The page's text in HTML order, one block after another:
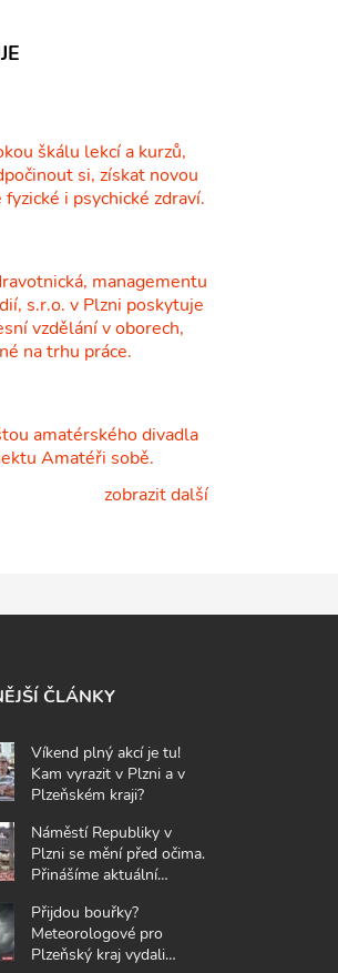
škálu lekcí a kurzů,
si, získat novou
i psychické zdraví.
managementu
s.r.o. v Plzni poskytuje
vzdělání v oborech,
na trhu práce.
amatérského divadla
Amatéři sobě.
zobrazit další
ČLÁNKY
Víkend plný akcí je tu!
Kam vyrazit v Plzni a v
Plzeňském kraji?
Náměstí Republiky v
Plzni se mění před očima.
Přinášíme aktuální
Přijdou bouřky?
Meteorologové pro
Plzeňský kraj vydali